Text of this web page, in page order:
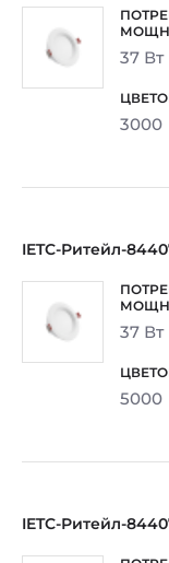
37 Вт
3000
IETC-Ритейл-
37 Вт
5000
IETC-Ритейл-